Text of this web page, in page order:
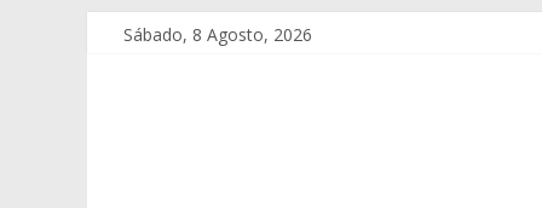
Sábado, 8 Agosto, 2026